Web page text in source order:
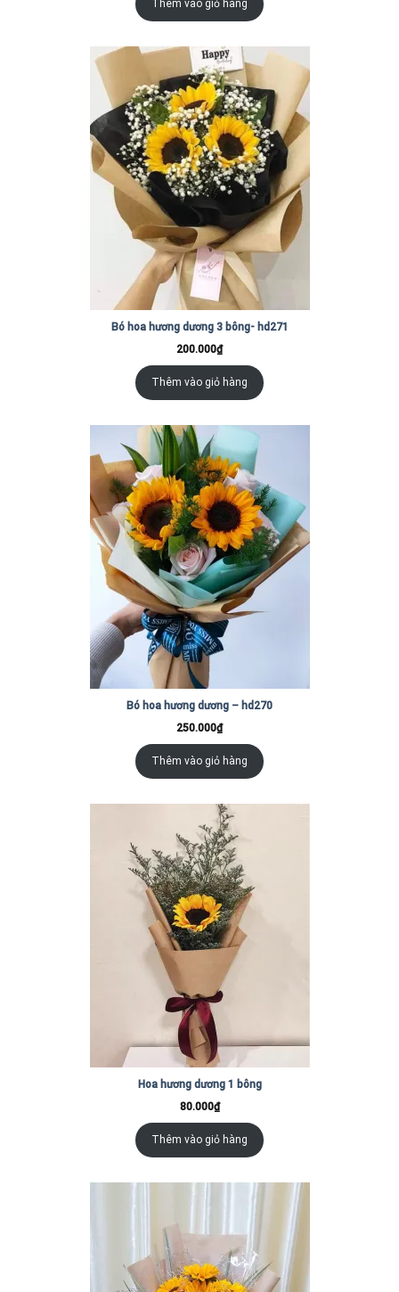
Thêm vào giỏ hàng
Bó hoa hương dương 3 bông- hd271
200.000₫
Thêm vào giỏ hàng
Bó hoa hương dương – hd270
250.000₫
Thêm vào giỏ hàng
Hoa hương dương 1 bông
80.000₫
Thêm vào giỏ hàng